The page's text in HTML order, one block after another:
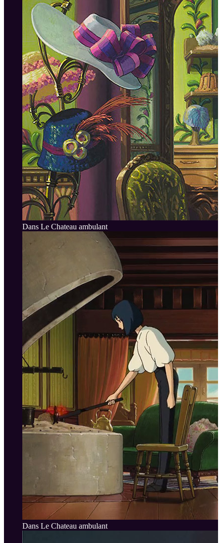
Dans Le Chateau ambulant
Dans Le Chateau ambulant